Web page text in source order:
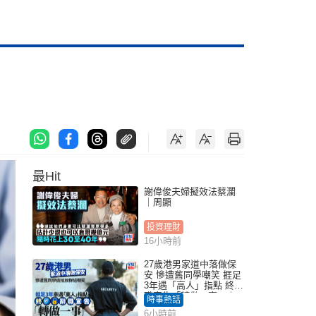
最Hit
謝偉俊夫婦擬效法蔡瀾
｜周顯
投資理財
16小時前
27歲港男家道中落做保
安 慘遭舊同學嘲笑 捱足
3年遇「高人」指點 終辭
職宣告「轉做一事」｜
Juicy叮
時事熱話
6小時前